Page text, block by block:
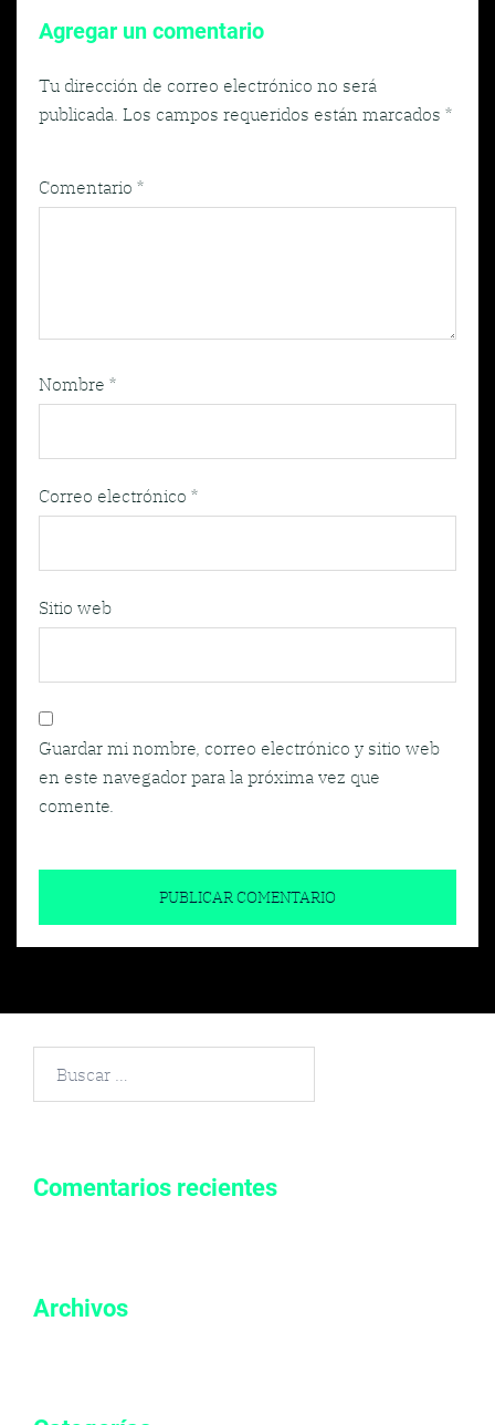
Agregar un comentario
Tu dirección de correo electrónico no será
publicada. Los campos requeridos están marcados *
Comentario *
Nombre *
Correo electrónico *
Sitio web
Guardar mi nombre, correo electrónico y sitio web
en este navegador para la próxima vez que
comente.
Comentarios recientes
Archivos